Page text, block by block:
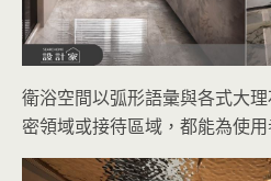
衛浴空間以弧形語彙與各式大
密領域或接待區域，都能為使